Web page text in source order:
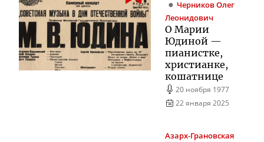
Черников Олег
Леонидович
О Марии
Юдиной —
пианистке,
христианке,
кошатнице
20 ноября 1977
22 января 2025
Азарх-Грановская